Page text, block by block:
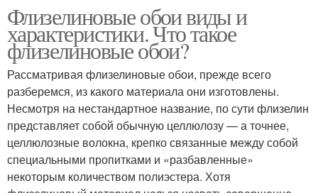
Флизелиновые обои виды и
характеристики. Что такое
флизелиновые обои?
Рассматривая флизелиновые обои, прежде всего
разберемся, из какого материала они изготовлены.
Несмотря на нестандартное название, по сути флизелин
представляет собой обычную целлюлозу — а точнее,
целлюлозные волокна, крепко связанные между собой
специальными пропитками и «разбавленные»
некоторым количеством полиэстера. Хотя